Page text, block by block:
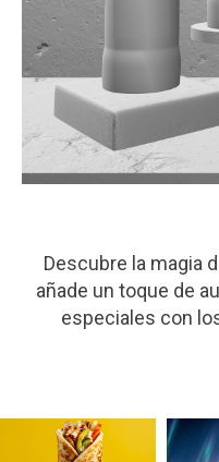
Descubre la magia
añade un toque de
especiales con